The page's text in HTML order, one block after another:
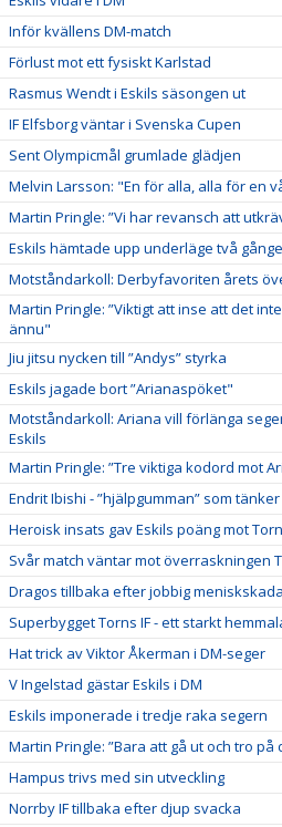
Inför kvällens DM-match
Förlust mot ett fysiskt Karlstad
Rasmus Wendt i Eskils säsongen ut
IF Elfsborg väntar i Svenska Cupen
Sent Olympicmål grumlade glädjen
Melvin Larsson: "En för alla, alla för en
Martin Pringle: ”Vi har revansch att
Eskils hämtade upp underläge två
Motståndarkoll: Derbyfavoriten årets
Martin Pringle: ”Viktigt att inse att det
ännu"
Jiu jitsu nycken till ”Andys” styrka
Eskils jagade bort ”Arianaspöket"
Motståndarkoll: Ariana vill förlänga
Eskils
Martin Pringle: ”Tre viktiga kodord mot
Endrit Ibishi - ”hjälpgumman” som
Heroisk insats gav Eskils poäng mot Torn
Svår match väntar mot överraskningen
Dragos tillbaka efter jobbig meniskskada
Superbygget Torns IF - ett starkt
Hat trick av Viktor Åkerman i DM-seger
V Ingelstad gästar Eskils i DM
Eskils imponerade i tredje raka segern
Martin Pringle: ”Bara att gå ut och tro på
Hampus trivs med sin utveckling
Norrby IF tillbaka efter djup svacka